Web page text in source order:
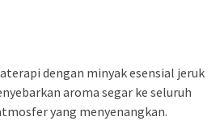
dengan minyak esensial jeruk
aroma segar ke seluruh
yang menyenangkan.